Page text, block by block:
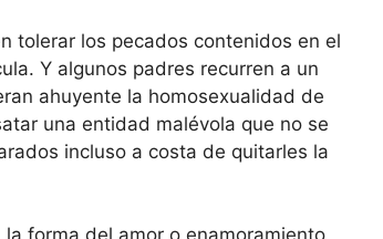
tolerar los pecados contenidos en el
Y algunos padres recurren a un
ahuyente la homosexualidad de
una entidad malévola que no se
incluso a costa de quitarles la